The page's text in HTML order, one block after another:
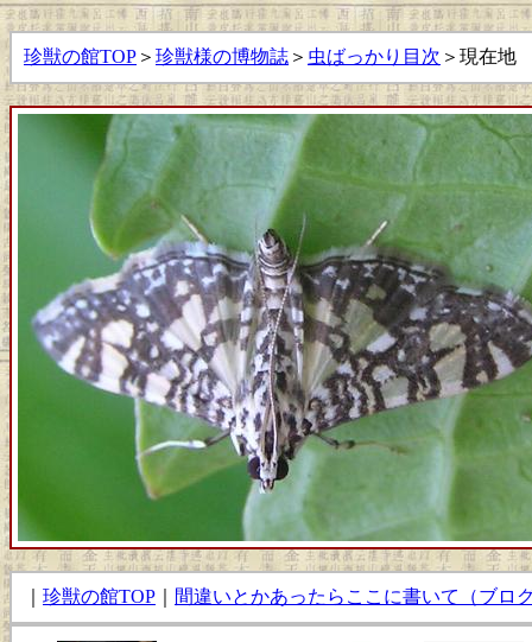
珍獣の館TOP ＞ 珍獣様の博物誌 ＞ 虫ばっかり目次 ＞現在地
珍獣の館TOP 間違いとかあったらここに書いて（ブロ